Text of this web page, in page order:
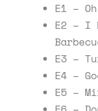
E1 –
E2 – I
E3 –
E4 –
E5 –